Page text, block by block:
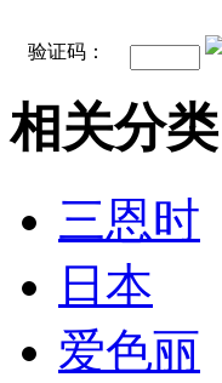
验证码：
相关分类
三恩时
日本
爱色丽